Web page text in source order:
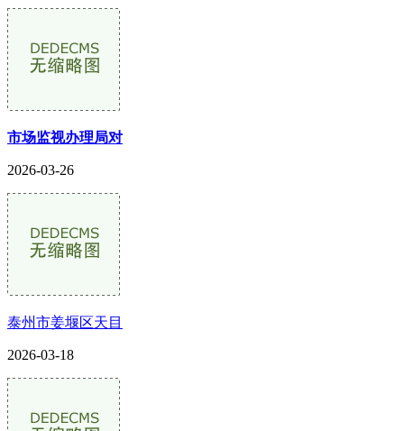
市场监视办理局对
2026-03-26
泰州市姜堰区天目
2026-03-18